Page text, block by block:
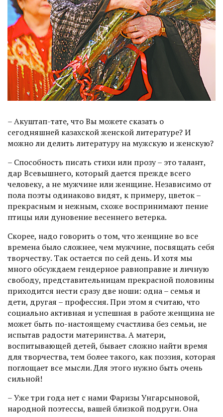
– Акуштап-тате, что Вы можете сказать о
сегодняшней казахской женской литературе? И
можно ли делить литературу на мужскую и женскую?
– Способность писать стихи или прозу – это талант,
дар Всевышнего, который дается преж­де всего
человеку, а не мужчине или женщине. Независимо от
пола поэты одинаково видят, к примеру, цветок –
прекрасным и нежным, схоже воспринимают пение
птицы или дуновение весеннего ветерка.
Скорее, надо говорить о том, что женщине во все
времена было сложнее, чем мужчине, посвящать себя
творчеству. Так остается по сей день. И хотя мы
много обсуж­даем гендерное равноправие и личную
свободу, представительницам прекрасной половины
приходится нести сразу две ноши: одна – семья и
дети, другая – профессия. При этом я считаю, что
социально активная и успешная в работе женщина не
может быть по-настоящему счастлива без семьи, не
испытав радости материнства. А матери,
воспитывающей детей, бывает сложно найти время
для творчества, тем более такого, как поэзия, которая
поглощает все мысли. Для этого нужно быть очень
сильной!
– Уже три года нет с нами Фаризы Унгарсыновой,
народной поэтессы, вашей близкой подруги. Она